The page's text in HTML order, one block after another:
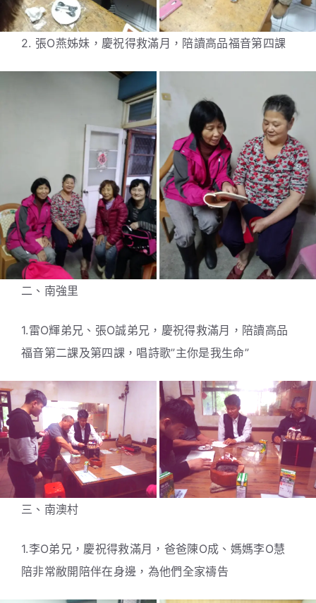
2. 張O燕姊妹，慶祝得救滿月，陪讀高品福音第四課
二、南強里
1.雷O輝弟兄、張O誠弟兄，慶祝得救滿月，陪讀高品
福音第二課及第四課，唱詩歌”主你是我生命”
三、南澳村
1.李O弟兄，慶祝得救滿月，爸爸陳O成、媽媽李O慧
陪非常敝開陪伴在身邊，為他們全家禱告